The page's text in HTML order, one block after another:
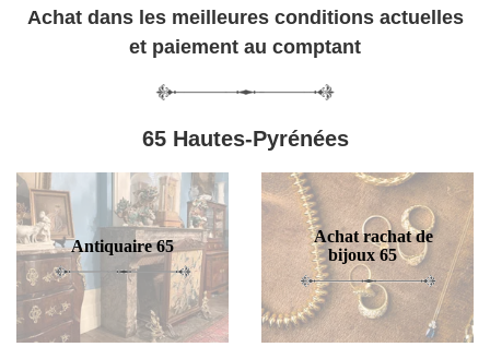
Achat dans les meilleures conditions actuelles
et paiement au comptant
65 Hautes-Pyrénées
Antiquaire 65
Achat rachat de
bijoux 65